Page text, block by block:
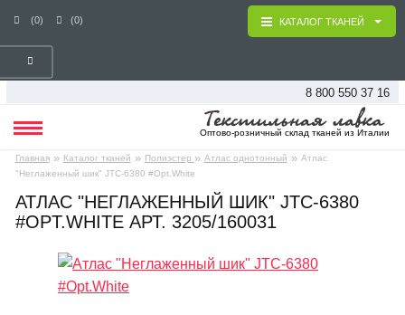
(0) (0)
8 800 550 37 16
Оптово-розничный склад тканей из Италии
Главная » Каталог тканей » Полиэстер » Атлас однотонный » Атлас
"Неглаженный шик" JTC-6380 #Opt.White
КАТАЛОГ ТКАНЕЙ
АТЛАС "НЕГЛАЖЕННЫЙ ШИК" JTC-6380
#OPT.WHITE АРТ. 3205/160031